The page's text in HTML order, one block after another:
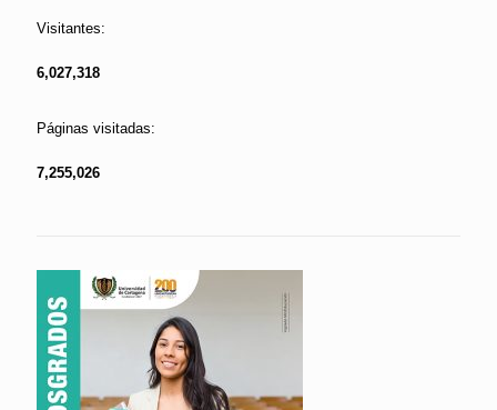
Visitantes:
6,027,318
Páginas visitadas:
7,255,026